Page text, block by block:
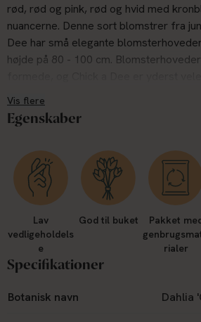
rød, rød og pink, rød og hvid med
nuancerne. Denne sort blomstrer fra
Dee har små elegante
højde på 80 - 100 cm.
introduceret i 1969, og er en gammel
Plant den i krukker eller bede og nyd
med andre blomster i røde, pink eller
komplimenterende effekt
omkring 20 cm høj. Det vil få planten
sætte flere blomster. Det påvirker godt
er en lille pris for mange flere blomster.
Vis flere
Egenskaber
Lav
vedligeholdels
e
God til buket
Pakket
rialer
Specifikationer
Botanisk navn Dahlia